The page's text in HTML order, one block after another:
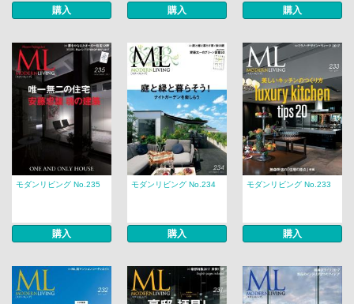
購入 購入 購入
モダンリビング No.235
購入
モダンリビング No.234
購入
モダンリビング No.233
購入